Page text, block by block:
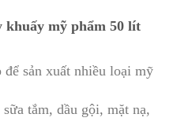
khuấy mỹ phẩm 50 lít
sản xuất nhiều loại mỹ
tắm, dầu gội, mặt nạ,